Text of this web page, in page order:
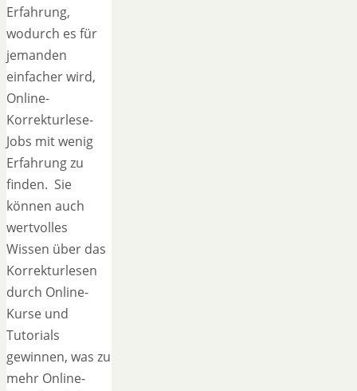
Erfahrung,
wodurch es für
jemanden
einfacher wird,
Online-
Korrekturlese-
Jobs mit wenig
Erfahrung zu
finden. Sie
können auch
wertvolles
Wissen über das
Korrekturlesen
durch Online-
Kurse und
Tutorials
gewinnen, was zu
mehr Online-